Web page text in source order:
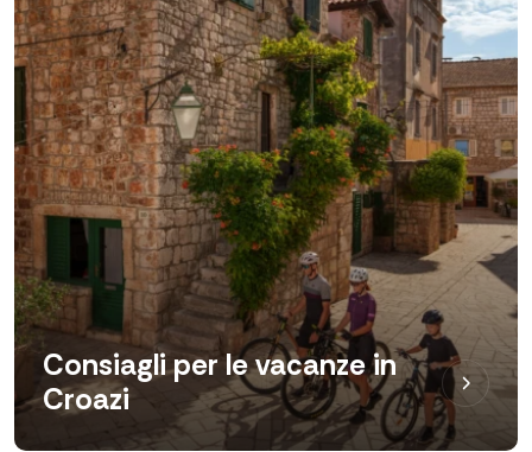
Consiagli per le vacanze in
Croazi